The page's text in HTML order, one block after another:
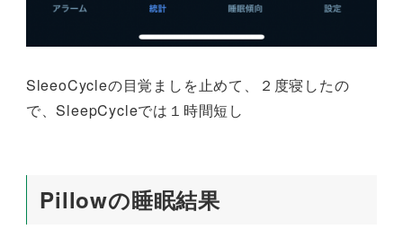
SleeoCycleの目覚ましを止めて、２度寝したの
で、SleepCycleでは１時間短し
Pillowの睡眠結果